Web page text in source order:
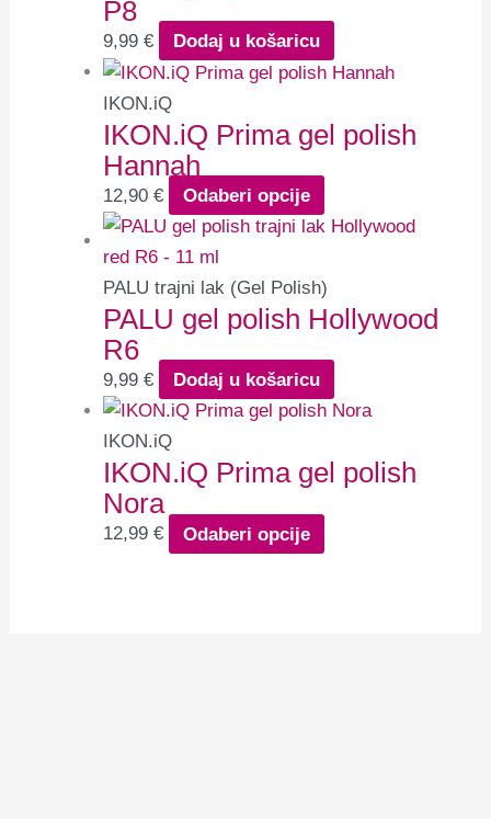
P8
9,99€ Dodaj u košaricu
IKON.iQ
IKON.iQ Prima gel polish
Hannah
12,90€ Odaberi opcije
PALU trajni lak (Gel Polish)
PALU gel polish Hollywood
R6
9,99€ Dodaj u košaricu
IKON.iQ
IKON.iQ Prima gel polish
Nora
12,99€ Odaberi opcije